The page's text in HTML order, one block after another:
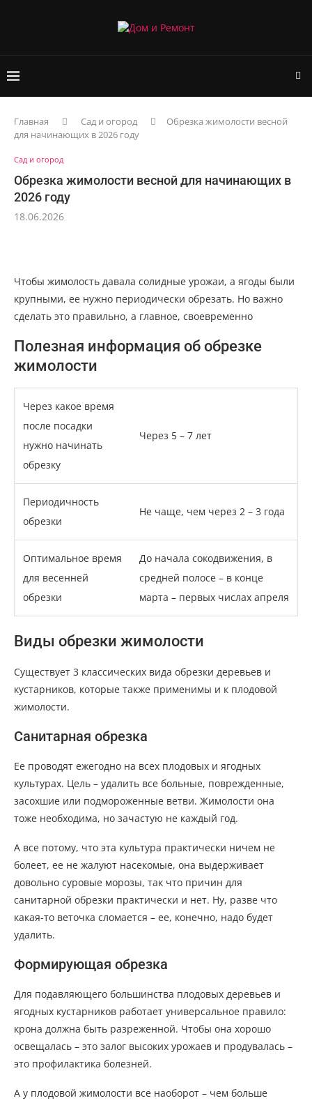
Главная Сад и огород
Обрезка жимолости весной
для начинающих в 2026 году
Сад и огород
Обрезка жимолости весной для начинающих в
2026 году
18.06.2026
Чтобы жимолость давала солидные урожаи, а ягоды были
крупными, ее нужно периодически обрезать. Но важно
сделать это правильно, а главное, своевременно
Полезная информация об обрезке
жимолости
Через какое время
после посадки
нужно начинать
обрезку
Через 5 – 7 лет
Периодичность
обрезки
Не чаще, чем через 2 – 3 года
Оптимальное время
для весенней
обрезки
До начала сокодвижения, в
средней полосе – в конце
марта – первых числах апреля
Виды обрезки жимолости
Существует 3 классических вида обрезки деревьев и
кустарников, которые также применимы и к плодовой
жимолости.
Санитарная обрезка
Ее проводят ежегодно на всех плодовых и ягодных
культурах. Цель – удалить все больные, поврежденные,
засохшие или подмороженные ветви. Жимолости она
тоже необходима, но зачастую не каждый год.
А все потому, что эта культура практически ничем не
болеет, ее не жалуют насекомые, она выдерживает
довольно суровые морозы, так что причин для
санитарной обрезки практически и нет. Ну, разве что
какая-то веточка сломается – ее, конечно, надо будет
удалить.
Формирующая обрезка
Для подавляющего большинства плодовых деревьев и
ягодных кустарников работает универсальное правило:
крона должна быть разреженной. Чтобы она хорошо
освещалась – это залог высоких урожаев и продувалась –
это профилактика болезней.
А у плодовой жимолости все наоборот – чем больше